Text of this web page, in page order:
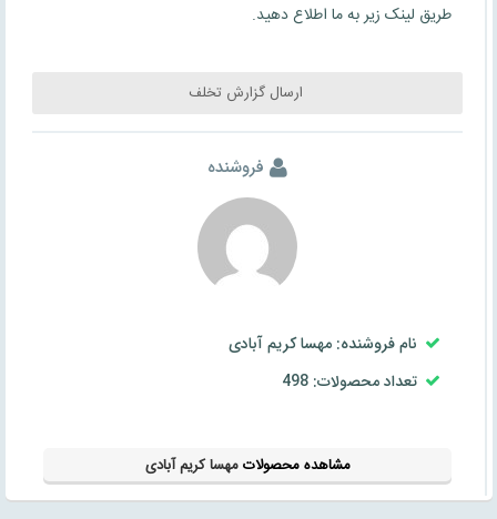
طریق لینک زیر به ما اطلاع دهید.
ارسال گزارش تخلف
فروشنده
نام فروشنده: مهسا کریم آبادی
تعداد محصولات: 498
مشاهده محصولاتمهسا کریم آبادی